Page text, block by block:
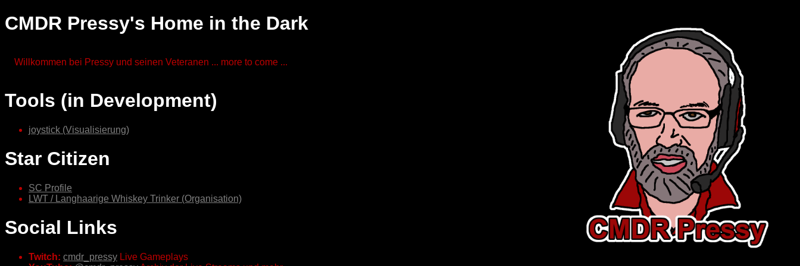
CMDR Pressy's Home in the Dark
Willkommen bei Pressy und seinen Veteranen ... more to come ...
Tools (in Development)
joystick (Visualisierung)
Star Citizen
SC Profile
LWT / Langhaarige Whiskey Trinker (Organisation)
Social Links
Twitch: cmdr_pressy Live Gameplays